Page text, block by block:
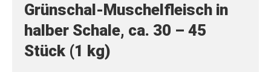
Grünschal-Muschelfleisch in
halber Schale, ca. 30 – 45
Stück (1 kg)